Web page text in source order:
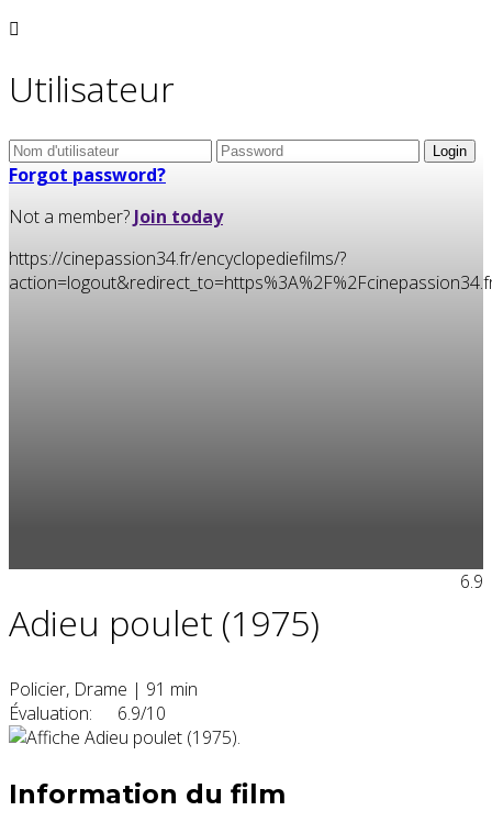
Utilisateur
Forgot password?
Not a member? Join today
https://cinepassion34.fr/encyclopediefilms/?
Adieu poulet (1975)
Policier, Drame | 91 min
Évaluation:
6.9/10
6.9
Information du film